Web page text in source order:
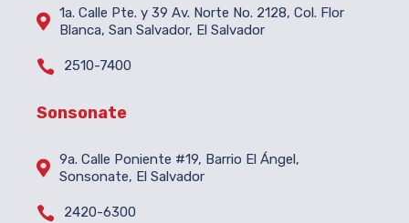
 1a. Calle Pte. y 39 Av. Norte No. 2128, Col. Flor
Blanca, San Salvador, El Salvador
 2510-7400
Sonsonate
 9a. Calle Poniente #19, Barrio El Ángel,
Sonsonate, El Salvador
 2420-6300